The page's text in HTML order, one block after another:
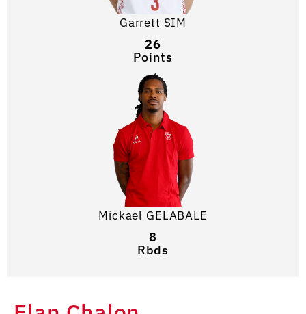
Garrett SIM
26
Points
Mickael GELABALE
8
Rbds